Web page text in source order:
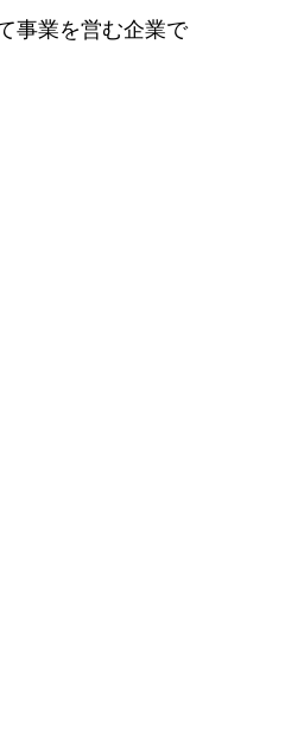
事業を営む企業で